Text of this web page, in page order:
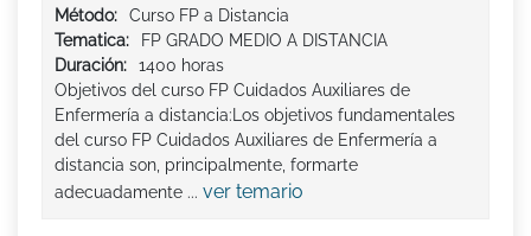
Método:
Curso FP a Distancia
Tematica:
FP GRADO MEDIO A DISTANCIA
Duración:
1400 horas
Objetivos del curso FP Cuidados Auxiliares de
Enfermería a distancia:Los objetivos fundamentales
del curso FP Cuidados Auxiliares de Enfermería a
distancia son, principalmente, formarte
adecuadamente ... ver temario